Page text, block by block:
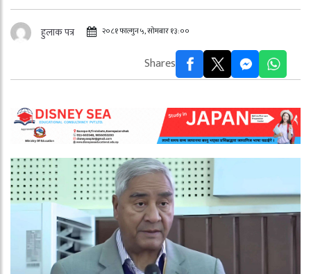
हुलाक पत्र २०८१ फाल्गुन ५, सोमबार १३:००
Shares